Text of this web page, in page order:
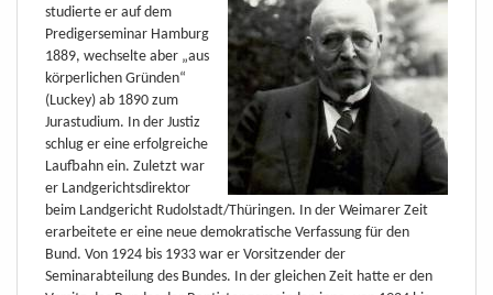
studierte er auf dem
Predigerseminar Hamburg
1889, wechselte aber „aus
körperlichen Gründen“
(Luckey) ab 1890 zum
Jurastudium. In der Justiz
schlug er eine erfolgreiche
Laufbahn ein. Zuletzt war
er Landgerichtsdirektor
beim Landgericht Rudolstadt/Thüringen. In der Weimarer Zeit
erarbeitete er eine neue demokratische Verfassung für den
Bund. Von 1924 bis 1933 war er Vorsitzender der
Seminarabteilung des Bundes. In der gleichen Zeit hatte er den